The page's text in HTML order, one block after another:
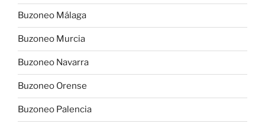
Buzoneo Málaga
Buzoneo Murcia
Buzoneo Navarra
Buzoneo Orense
Buzoneo Palencia